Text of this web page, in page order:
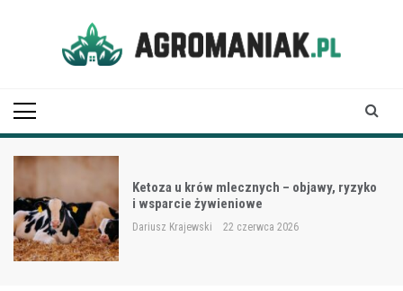
Ketoza u krów mlecznych – objawy, ryzyko
i wsparcie żywieniowe
Dariusz Krajewski 22 czerwca 2026